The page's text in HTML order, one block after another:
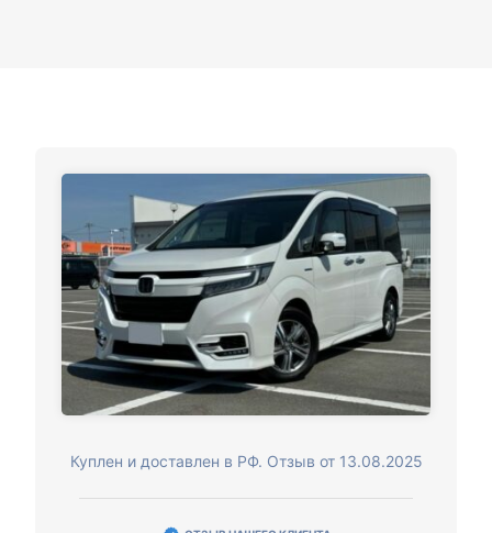
Куплен и доставлен в РФ. Отзыв от 13.08.2025